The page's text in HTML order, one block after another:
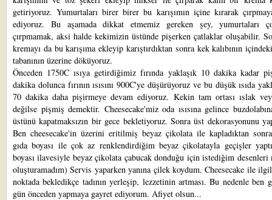
getiriyoruz. Yumurtaları birer birer bu karışımın içine kırarak
ediyoruz. Bu aşamada dikkat etmemiz gereken şey, yumurtaları
çırpmamak, aksi halde kekimizin üstünde pişerken çatlaklar oluşabilir.
kremayı da bu karışıma ekleyip karıştırdıktan sonra kek kalıbının
tabanının üzerine döküyoruz.
Önceden 1750C ısıya getirdiğimiz fırında yaklaşık 10 dakika kadar
dakika dolunca fırının ısısını 900C'ye düşürüyoruz ve bu düşük ısıda
70 dakika daha pişirmeye devam ediyoruz. Kekin tam ortası ıslak
değilse pişmiş demektir. Cheesecake'miz oda ısısına gelince
üstünü kapatmaksızın bir gece bekletiyoruz. Sonra üst dekorasyonunu
Ben cheesecake'in üzerini eritilmiş beyaz çikolata ile kapladıktan
gıda boyası ile çok az renklendirdiğim beyaz çikolatayla geçişler
boyası ilavesiyle beyaz çikolata çabucak donduğu için istediğim desenleri
oluşturamadım) Servis yaparken yanına çilek koydum. Cheesecake ile
noktada bekledikçe tadının yerleşip, lezzetinin artması. Bu nedenle ben
gün önceden yapmaya gayret ediyorum. Afiyet olsun...